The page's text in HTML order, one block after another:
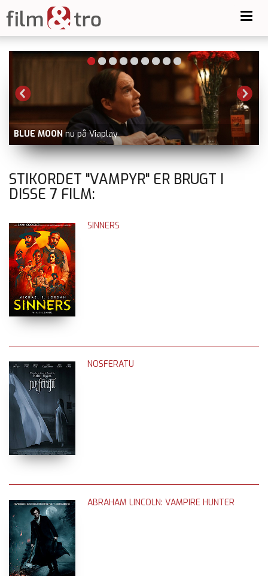
BLUE MOON nu på Viaplay
STIKORDET "VAMPYR" ER BRUGT I
DISSE 7 FILM:
SINNERS
NOSFERATU
ABRAHAM LINCOLN: VAMPIRE HUNTER